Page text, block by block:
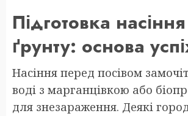
Підготовка насіння
ґрунту: основа
Насіння перед посівом
воді з марганцівкою або
для знезараження. Деякі